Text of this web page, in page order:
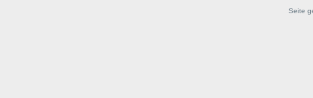
Seite